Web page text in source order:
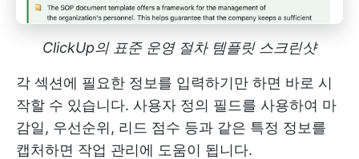
ClickUp의 표준 운영 절차 템플릿 스크린샷
각 섹션에 필요한 정보를 입력하기만 하면 바로 시
작할 수 있습니다. 사용자 정의 필드를 사용하여 마
감일, 우선순위, 리드 점수 등과 같은 특정 정보를
캡처하면 작업 관리에 도움이 됩니다.